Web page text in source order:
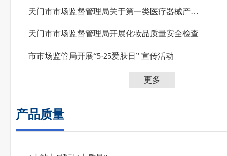
天门市市场监督管理局关于第一类医疗器械产品备案信息公告（2025年第三季度）
天门市市场监督管理局开展化妆品质量安全检查
市市场监管局开展“5·25爱肤日” 宣传活动
更多
产品质量